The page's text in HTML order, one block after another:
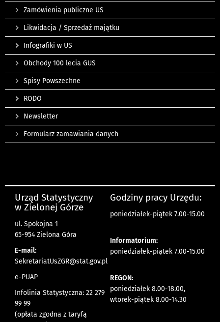
Zamówienia publiczne US
Likwidacja / Sprzedaż majątku
Infografiki w US
Obchody 100 lecia GUS
Spisy Powszechne
RODO
Newsletter
Formularz zamawiania danych
Urząd Statystyczny
w Zielonej Górze
ul. Spokojna 1
65-954 Zielona Góra
E-mail:
SekretariatUsZGR@stat.gov.pl
e-PUAP
Infolinia Statystyczna: 22 279
99 99
(opłata zgodna z taryfą
Godziny pracy Urzędu:
poniedziałek-piątek 7.00-15.00
Informatorium:
poniedziałek-piątek 7.00-15.00
REGON:
poniedziałek 8.00-18.00,
wtorek-piątek 8.00-14.30